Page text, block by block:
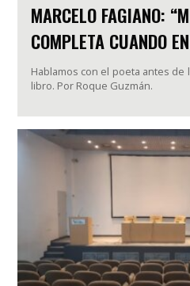
MARCELO FAGIANO:
COMPLETA CUANDO
Hablamos con el poeta antes
libro. Por Roque Guzmán.